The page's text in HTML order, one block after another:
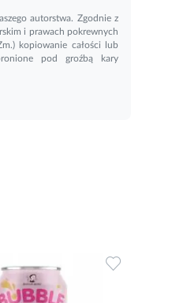
autorstwa. Zgodnie z
i prawach pokrewnych
kopiowanie całości lub
pod groźbą kary
Dodaj